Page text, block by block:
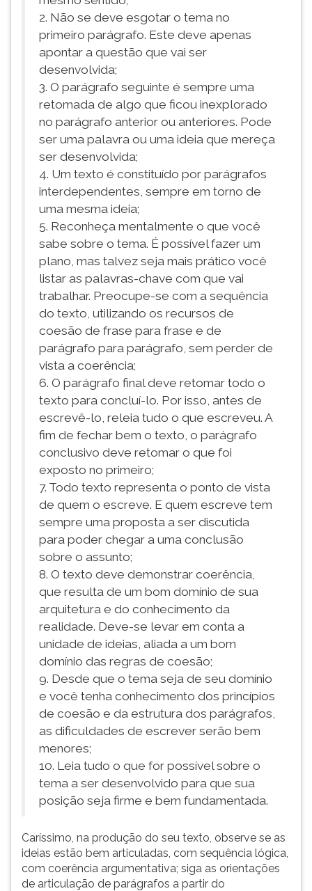
2. Não se deve esgotar o tema no
primeiro parágrafo. Este deve apenas
apontar a questão que vai ser
desenvolvida;
3. O parágrafo seguinte é sempre uma
retomada de algo que ficou inexplorado
no parágrafo anterior ou anteriores. Pode
ser uma palavra ou uma ideia que mereça
ser desenvolvida;
4. Um texto é constituído por parágrafos
interdependentes, sempre em torno de
uma mesma ideia;
5. Reconheça mentalmente o que você
sabe sobre o tema. É possível fazer um
plano, mas talvez seja mais prático você
listar as palavras-chave com que vai
trabalhar. Preocupe-se com a sequência
do texto, utilizando os recursos de
coesão de frase para frase e de
parágrafo para parágrafo, sem perder de
vista a coerência;
6. O parágrafo final deve retomar todo o
texto para concluí-lo. Por isso, antes de
escrevê-lo, releia tudo o que escreveu. A
fim de fechar bem o texto, o parágrafo
conclusivo deve retomar o que foi
exposto no primeiro;
7. Todo texto representa o ponto de vista
de quem o escreve. E quem escreve tem
sempre uma proposta a ser discutida
para poder chegar a uma conclusão
sobre o assunto;
8. O texto deve demonstrar coerência,
que resulta de um bom domínio de sua
arquitetura e do conhecimento da
realidade. Deve-se levar em conta a
unidade de ideias, aliada a um bom
domínio das regras de coesão;
9. Desde que o tema seja de seu domínio
e você tenha conhecimento dos princípios
de coesão e da estrutura dos parágrafos,
as dificuldades de escrever serão bem
menores;
10. Leia tudo o que for possível sobre o
tema a ser desenvolvido para que sua
posição seja firme e bem fundamentada.
Caríssimo, na produção do seu texto, observe se as
ideias estão bem articuladas, com sequência lógica,
com coerência argumentativa; siga as orientações
de articulação de parágrafos a partir do